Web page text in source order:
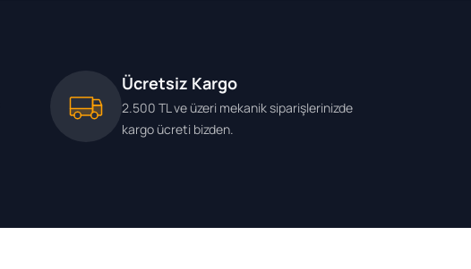
Ücretsiz Kargo
2.500 TL ve üzeri mekanik siparişlerinizde
kargo ücreti bizden.